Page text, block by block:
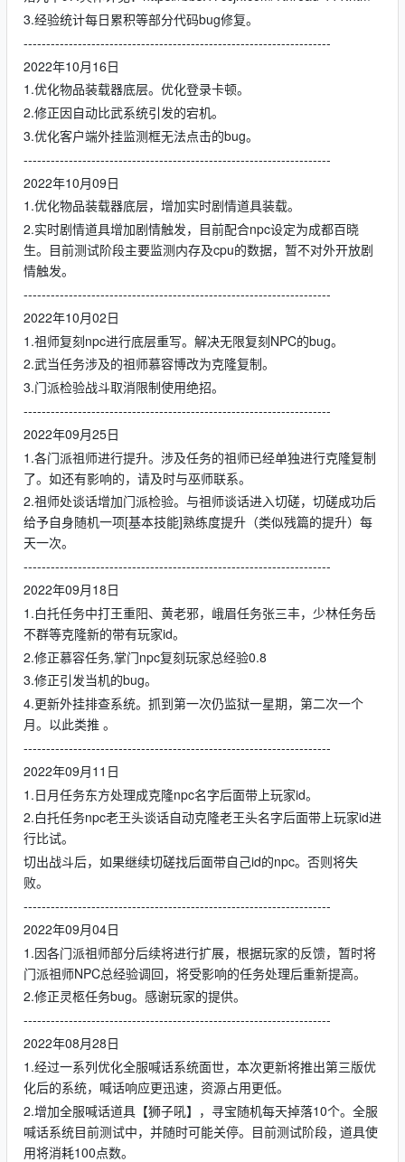
3.经验统计每日累积等部分代码bug修复。
--------------------------------------------------------------------
2022年10月16日
1.优化物品装载器底层。优化登录卡顿。
2.修正因自动比武系统引发的宕机。
3.优化客户端外挂监测框无法点击的bug。
--------------------------------------------------------------------
2022年10月09日
1.优化物品装载器底层，增加实时剧情道具装载。
2.实时剧情道具增加剧情触发，目前配合npc设定为成都百晓
生。目前测试阶段主要监测内存及cpu的数据，暂不对外开放剧
情触发。
--------------------------------------------------------------------
2022年10月02日
1.祖师复刻npc进行底层重写。解决无限复刻NPC的bug。
2.武当任务涉及的祖师慕容博改为克隆复制。
3.门派检验战斗取消限制使用绝招。
--------------------------------------------------------------------
2022年09月25日
1.各门派祖师进行提升。涉及任务的祖师已经单独进行克隆复制
了。如还有影响的，请及时与巫师联系。
2.祖师处谈话增加门派检验。与祖师谈话进入切磋，切磋成功后
给予自身随机一项[基本技能]熟练度提升（类似残篇的提升）每
天一次。
--------------------------------------------------------------------
2022年09月18日
1.白托任务中打王重阳、黄老邪，峨眉任务张三丰，少林任务岳
不群等克隆新的带有玩家id。
2.修正慕容任务,掌门npc复刻玩家总经验0.8
3.修正引发当机的bug。
4.更新外挂排查系统。抓到第一次仍监狱一星期，第二次一个
月。以此类推 。
--------------------------------------------------------------------
2022年09月11日
1.日月任务东方处理成克隆npc名字后面带上玩家id。
2.白托任务npc老王头谈话自动克隆老王头名字后面带上玩家id进
行比试。
切出战斗后，如果继续切磋找后面带自己id的npc。否则将失
败。
--------------------------------------------------------------------
2022年09月04日
1.因各门派祖师部分后续将进行扩展，根据玩家的反馈，暂时将
门派祖师NPC总经验调回，将受影响的任务处理后重新提高。
2.修正灵柩任务bug。感谢玩家的提供。
--------------------------------------------------------------------
2022年08月28日
1.经过一系列优化全服喊话系统面世，本次更新将推出第三版优
化后的系统，喊话响应更迅速，资源占用更低。
2.增加全服喊话道具【狮子吼】，寻宝随机每天掉落10个。全服
喊话系统目前测试中，并随时可能关停。目前测试阶段，道具使
用将消耗100点数。